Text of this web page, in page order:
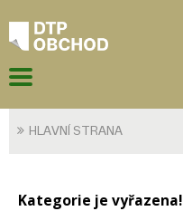
HLAVNÍ STRANA
Kategorie je vyřazena!